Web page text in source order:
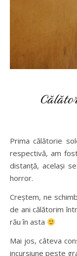
Prima călătorie solo am întreprins-o în 2014. La vremea
respectivă, am
distanță, același
horror.
Creștem, ne
de ani călătorim
rău în asta
Mai jos, câteva
incursiune peste